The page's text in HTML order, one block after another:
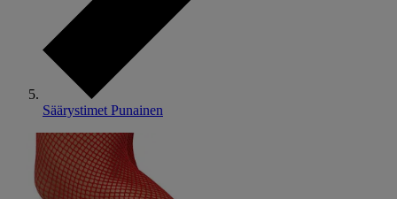
Säärystimet Punainen